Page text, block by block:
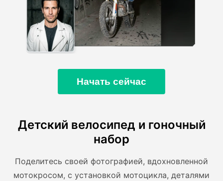
Начать сейчас
Детский велосипед и гоночный
набор
Поделитесь своей фотографией, вдохновленной
мотокросом, с установкой мотоцикла, деталями